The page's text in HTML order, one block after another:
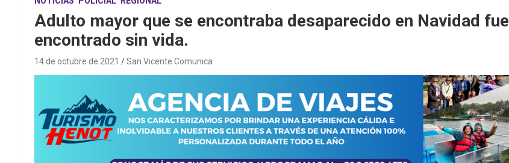
Adulto mayor que se encontraba desaparecido en Navidad fue
encontrado sin vida.
14 de octubre de 2021 San Vicente Comunica